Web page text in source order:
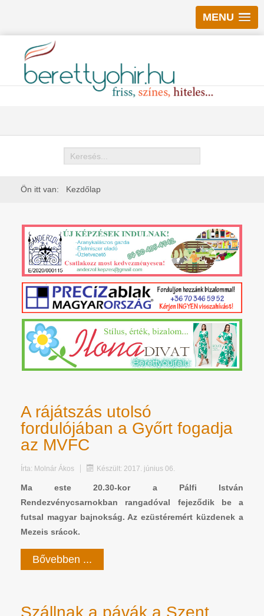
MENU
Keresés
Ön itt van: Kezdőlap
A rájátszás utolsó
fordulójában a Győrt fogadja
az MVFC
Írta: Molnár Ákos Készült: 2017. június 06.
Ma este 20.30-kor a Pálfi István
Rendezvénycsarnokban rangadóval fejeződik be a
futsal magyar bajnokság. Az ezüstéremért küzdenek a
Mezeis srácok.
Bővebben ...
Szállnak a pávák a Szent